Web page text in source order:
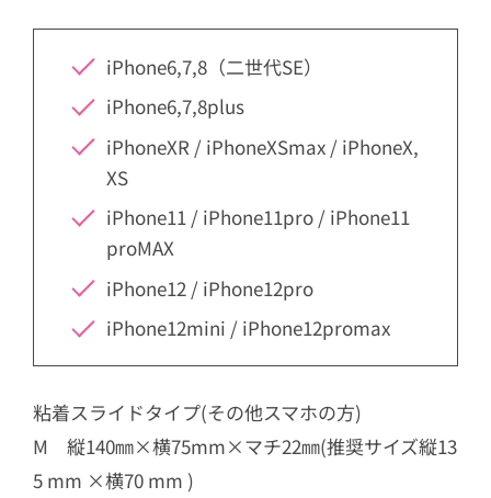
iPhone6,7,8（二世代SE）
iPhone6,7,8plus
iPhoneXR / iPhoneXSmax / iPhoneX,
XS
iPhone11 / iPhone11pro / iPhone11
proMAX
iPhone12 / iPhone12pro
iPhone12mini / iPhone12promax
粘着スライドタイプ(その他スマホの方)
M 縦140㎜×横75mm×マチ22㎜(推奨サイズ縦13
5 mm ×横70 mm )